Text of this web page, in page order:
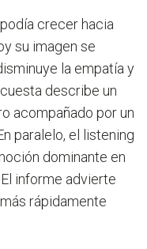
podía crecer hacia
su imagen se
la empatía y
describe un
acompañado por un
paralelo, el listening
dominante en
El informe advierte
rápidamente